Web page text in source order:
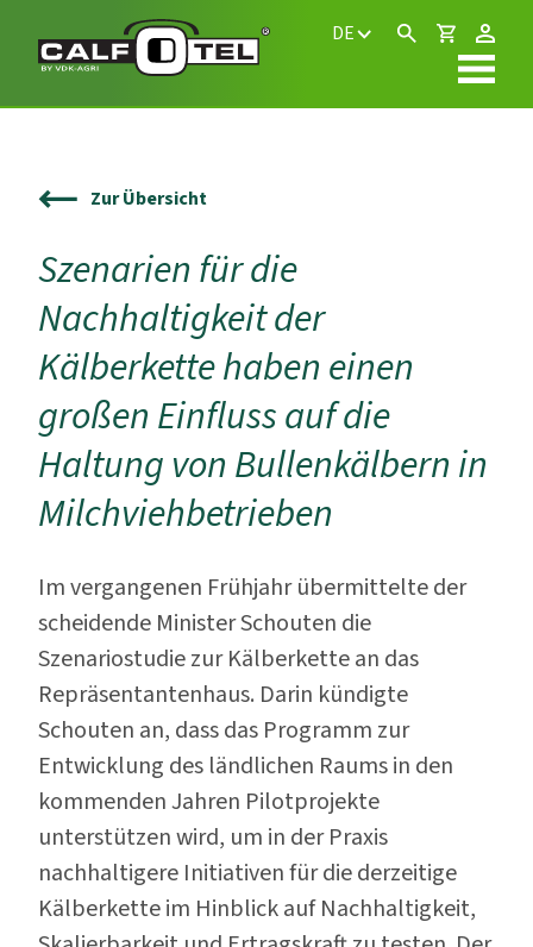
DE
Zur Übersicht
Szenarien für die
Nachhaltigkeit der
Kälberkette haben einen
großen Einfluss auf die
Haltung von Bullenkälbern in
Milchviehbetrieben
Im vergangenen Frühjahr übermittelte der
scheidende Minister Schouten die
Szenariostudie zur Kälberkette an das
Repräsentantenhaus. Darin kündigte
Schouten an, dass das Programm zur
Entwicklung des ländlichen Raums in den
kommenden Jahren Pilotprojekte
unterstützen wird, um in der Praxis
nachhaltigere Initiativen für die derzeitige
Kälberkette im Hinblick auf Nachhaltigkeit,